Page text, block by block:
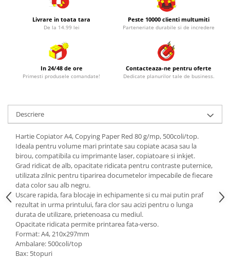
Livrare in toata tara
De la 14.99 lei
Peste 10000 clienti multumiti
Parteneriate durabile si de incredere
In 24/48 de ore
Primesti produsele comandate!
Contacteaza-ne pentru oferte
Dedicate planurilor tale de business.
Descriere
Hartie Copiator A4, Copying Paper Red 80 g/mp, 500coli/top.
Ideala pentru volume mari printate sau copiate acasa sau la
birou, compatibila cu imprimante laser, copiatoare si inkjet.
Grad ridicat de alb, opacitate ridicata pentru contraste puternice,
utilizata zilnic pentru tiparirea documetelor impecabile de fiecare
data color sau alb negru.
Uscare rapida, fara blocaje in echipamente si cu mai putin praf
rezultat in urma printului, fara clor sau acizi pentru o lunga
durata de utilizare, prietenoasa cu mediul.
Opacitate ridicata permite printarea fata-verso.
Format: A4, 210x297mm
Ambalare: 500coli/top
Bax: 5topuri